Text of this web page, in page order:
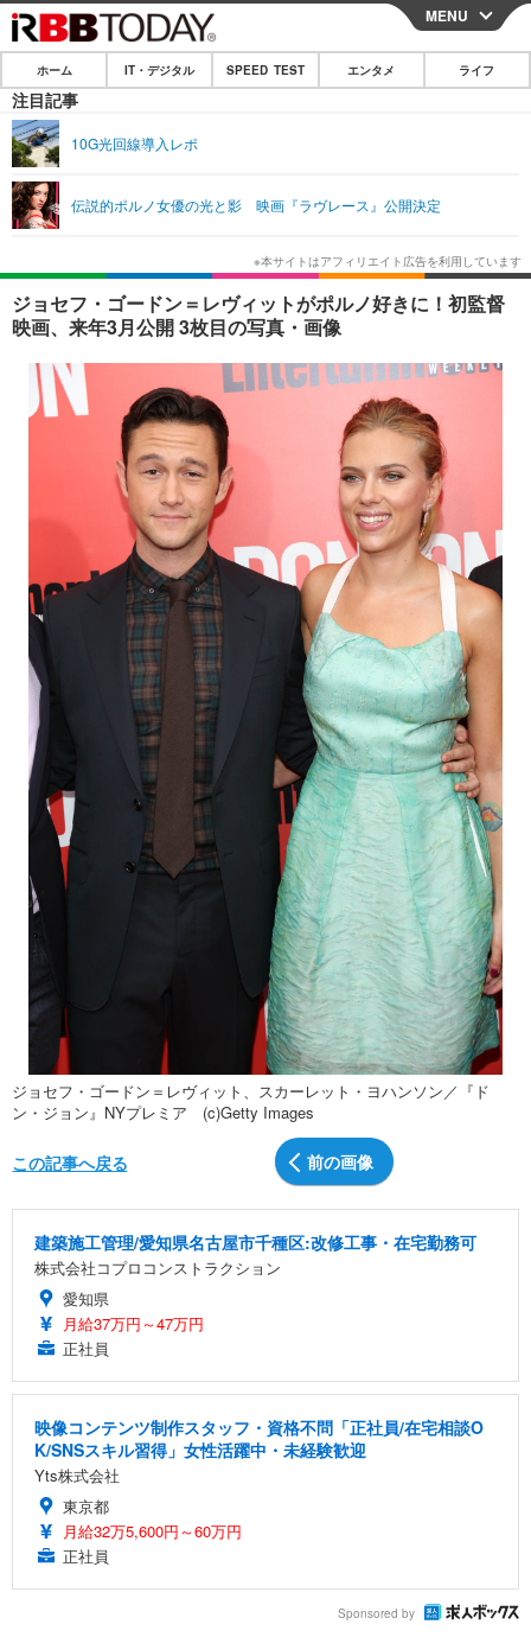
CLOSE
ホーム
IT・デジタル
ショッピング その他
SPEED TEST
エンタメ
エンタメTOP 映画・ドラマ
韓流・K-POP
スポーツ
グラビア ブログ
ショッピング その他
ライフ
ライフTOP
ショッピング
その他
リリース一覧
プッシュ通知の停止方法
MENU
ホーム IT・デジタル SPEED TEST エンタメ ライフ
注目記事
10G光回線導入レポ
伝説的ポルノ女優の光と影 映画『ラヴレース』公開決定
ジョセフ・ゴードン＝レヴィットがポルノ好きに！初監督
映画、来年3月公開 3枚目の写真・画像
ジョセフ・ゴードン＝レヴィット、スカーレット・ヨハンソン／『ド
ン・ジョン』NYプレミア (c)Getty Images
前の画像
この記事へ戻る
建築施工管理/愛知県名古屋市千種区:改修工事・在宅勤務可
株式会社コプロコンストラクション
愛知県
月給37万円～47万円
正社員
映像コンテンツ制作スタッフ・資格不問「正社員/在宅相談O
K/SNSスキル習得」女性活躍中・未経験歓迎
Yts株式会社
東京都
月給32万5,600円～60万円
正社員
Sponsored by